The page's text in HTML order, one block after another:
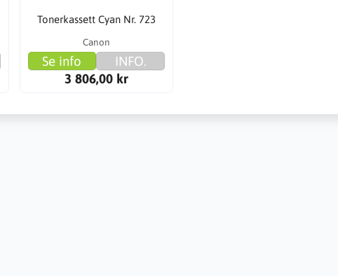
Tonerkassett Cyan Nr. 723
Canon
Se info
INFO.
3 806,00 kr